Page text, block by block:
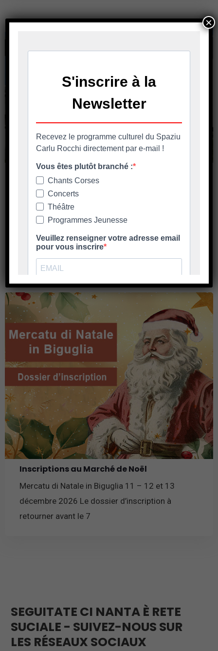
En savoir plus
DIVENTATE VULINTARIU – APPEL À
BÉNÉVOLES
DIVENTATE VULINTARIU & attore di u vostru
territorriu Appel à Bénévoles – Fiche de
Inscriptions au Marché de Noël
Mercatu di Natale in Biguglia 11 – 12 et 13
décembre 2026 Le dossier d’inscription à
retourner avant le 7
SEGUITATE CI NANTA È RETE
SUCIALE - SUIVEZ-NOUS SUR
LES RÉSEAUX SOCIAUX
×